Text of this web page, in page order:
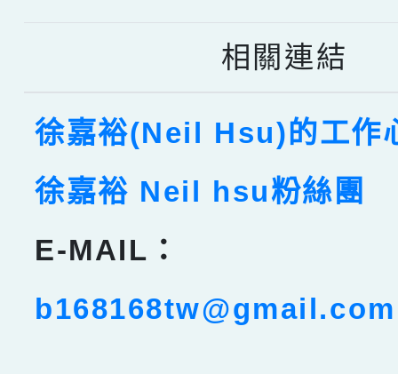
相關連結
徐嘉裕(Neil Hsu)的工作
徐嘉裕 Neil hsu粉絲團
E-MAIL：
b168168tw@gmail.com